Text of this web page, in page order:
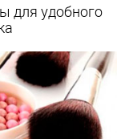
для удобного